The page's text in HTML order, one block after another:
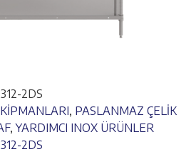
2DS
, PASLANMAZ ÇELİK
,YARDIMCI INOX ÜRÜNLER
2DS